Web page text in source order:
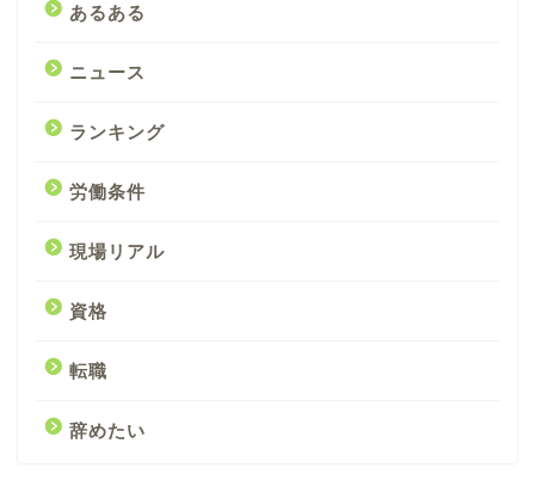
あるある
ニュース
ランキング
労働条件
現場リアル
資格
転職
辞めたい